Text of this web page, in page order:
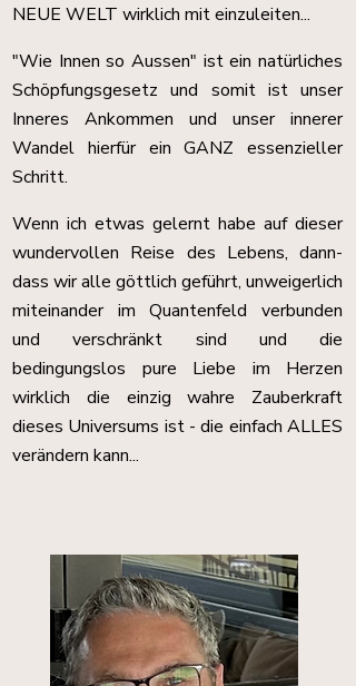
NEUE WELT wirklich mit einzuleiten...
"Wie Innen so Aussen" ist ein natürliches
Schöpfungsgesetz und somit ist unser
Inneres Ankommen und unser innerer
Wandel hierfür ein GANZ essenzieller
Schritt.
Wenn ich etwas gelernt habe auf dieser
wundervollen Reise des Lebens, dann-
dass wir alle göttlich geführt, unweigerlich
miteinander im Quantenfeld verbunden
und verschränkt sind und die
bedingungslos pure Liebe im Herzen
wirklich die einzig wahre Zauberkraft
dieses Universums ist - die einfach ALLES
verändern kann...